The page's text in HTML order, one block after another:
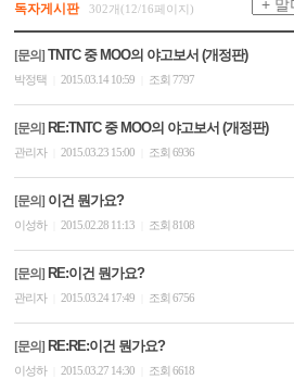
독자게시판 302개(12/16페이지)
[문의] TNTC 중 MOO의 야고보서 (개정판)
박정택 2015.03.14 10:59 조회 7797
[문의] RE:TNTC 중 MOO의 야고보서 (개정판)
관리자 2015.03.23 15:00 조회 6936
[문의] 이건 뭔가요?
이성하 2015.02.28 11:13 조회 8108
[문의] RE:이건 뭔가요?
관리자 2015.03.24 17:49 조회 6756
[문의] RE:RE:이건 뭔가요?
이성하 2015.03.27 14:30 조회 6618